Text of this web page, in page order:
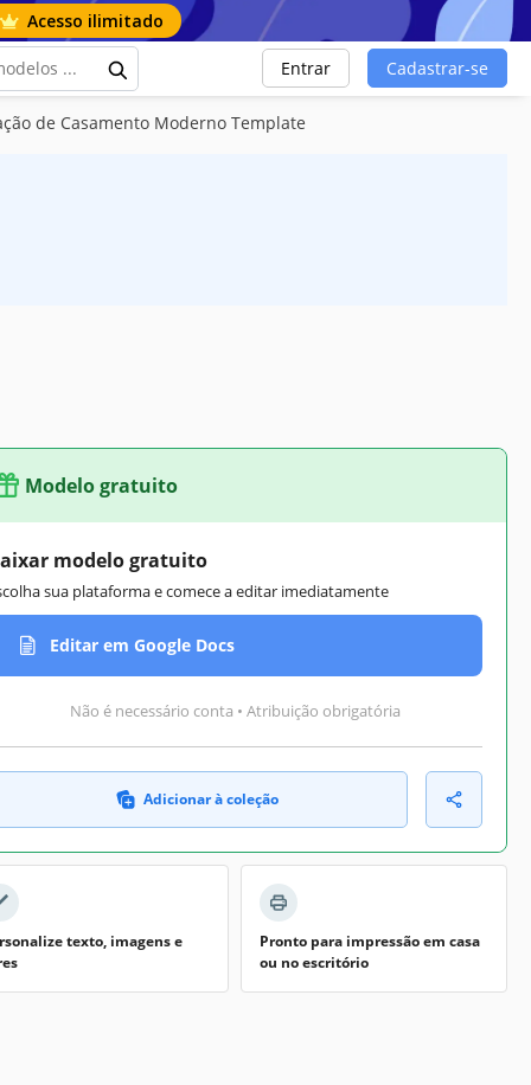
Acesso ilimitado
Entrar Cadastrar-se
de Casamento Moderno Template
Modelo gratuito
modelo gratuito
sua plataforma e comece a editar imediatamente
Editar em Google Docs
Não é necessário conta • Atribuição obrigatória
Adicionar à coleção
texto, imagens e
Pronto para impressão em casa
ou no escritório